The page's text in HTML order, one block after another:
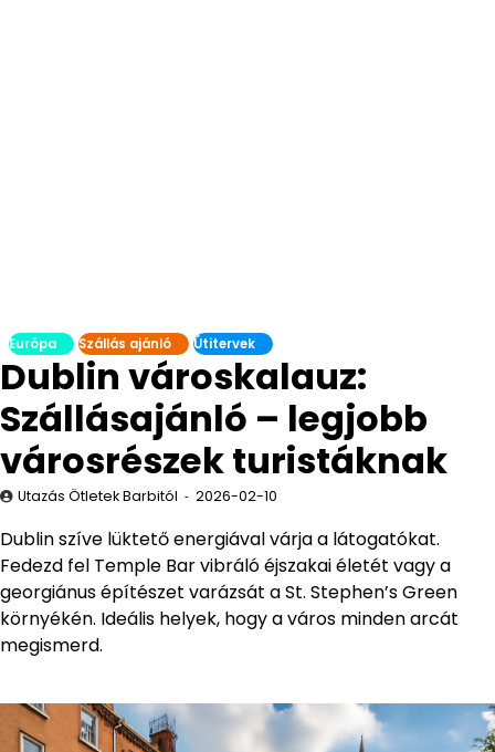
Európa Szállás ajánló Útitervek
Dublin városkalauz:
Szállásajánló – legjobb
városrészek turistáknak
Utazás Ötletek Barbitól 2026-02-10
Dublin szíve lüktető energiával várja a látogatókat.
Fedezd fel Temple Bar vibráló éjszakai életét vagy a
georgiánus építészet varázsát a St. Stephen’s Green
környékén. Ideális helyek, hogy a város minden arcát
megismerd.